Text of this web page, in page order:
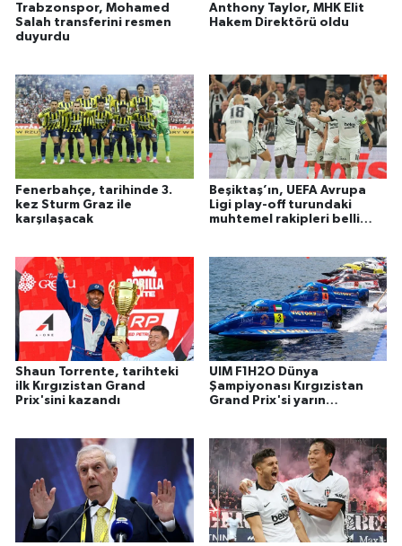
Trabzonspor, Mohamed
Salah transferini resmen
duyurdu
Anthony Taylor, MHK Elit
Hakem Direktörü oldu
Fenerbahçe, tarihinde 3.
kez Sturm Graz ile
karşılaşacak
Beşiktaş’ın, UEFA Avrupa
Ligi play-off turundaki
muhtemel rakipleri belli
Shaun Torrente, tarihteki
ilk Kırgızistan Grand
Prix'sini kazandı
UIM F1H2O Dünya
Şampiyonası Kırgızistan
Grand Prix'si yarın